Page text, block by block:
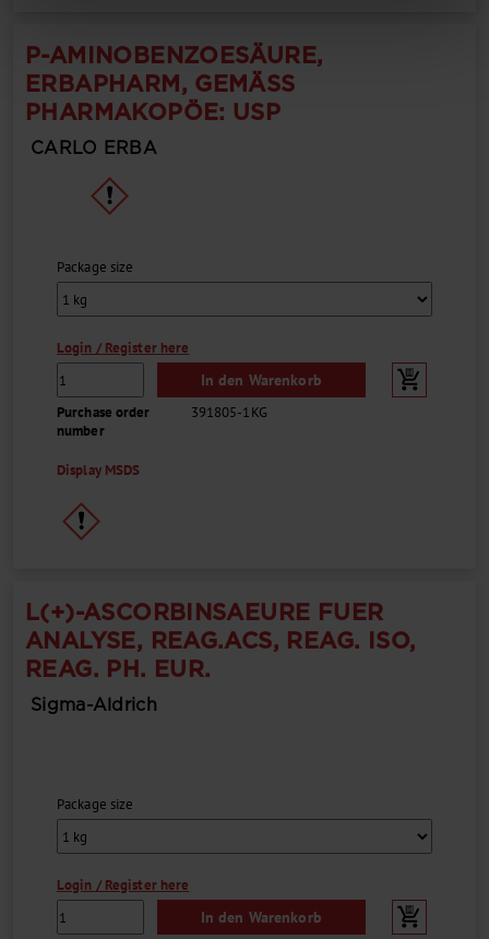
P-AMINOBENZOESÄURE,
ERBAPHARM, GEMÄSS P
HARMAKOPÖE: USP
CARLO ERBA
Package size
Login / Register here
In den Warenkorb
Purchase order
number
391805-1KG
Display MSDS
L(+)-ASCORBINSAEURE FUER
ANALYSE, REAG.ACS, REAG. ISO,
REAG. PH. EUR.
Sigma-Aldrich
Package size
Login / Register here
In den Warenkorb